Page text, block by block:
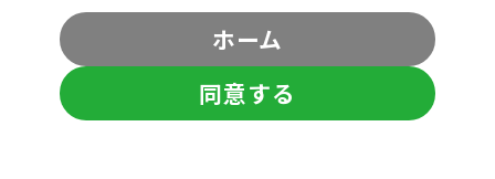
ホーム
同意する